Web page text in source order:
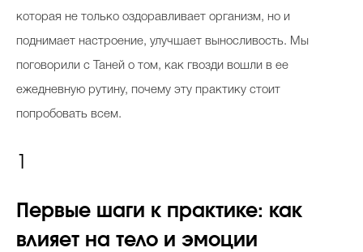
которая не только оздоравливает организм, но и
поднимает настроение, улучшает выносливость. Мы
поговорили с Таней о том, как гвозди вошли в ее
ежедневную рутину, почему эту практику стоит
попробовать всем.
Первые шаги к практике: как
влияет на тело и эмоции